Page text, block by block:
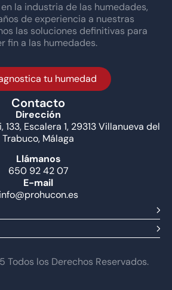
la industria de las humedades,
de experiencia a nuestras
las soluciones definitivas para
fin a las humedades.
tu humedad
Contacto
Dirección
Escalera 1, 29313 Villanueva del
Trabuco, Málaga
Llámanos
650 92 42 07
E-mail
info@prohucon.es
Todos los Derechos Reservados.